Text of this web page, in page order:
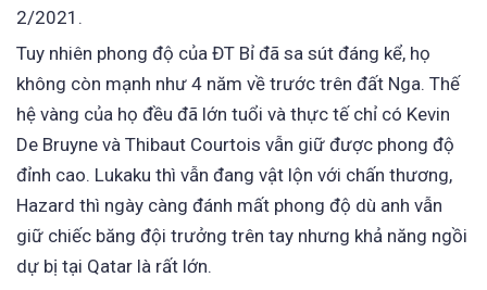
2/2021.
Tuy nhiên phong độ của ĐT Bỉ đã sa sút đáng kể, họ
không còn mạnh như 4 năm về trước trên đất Nga. Thế
hệ vàng của họ đều đã lớn tuổi và thực tế chỉ có Kevin
De Bruyne và Thibaut Courtois vẫn giữ được phong độ
đỉnh cao. Lukaku thì vẫn đang vật lộn với chấn thương,
Hazard thì ngày càng đánh mất phong độ dù anh vẫn
giữ chiếc băng đội trưởng trên tay nhưng khả năng ngồi
dự bị tại Qatar là rất lớn.